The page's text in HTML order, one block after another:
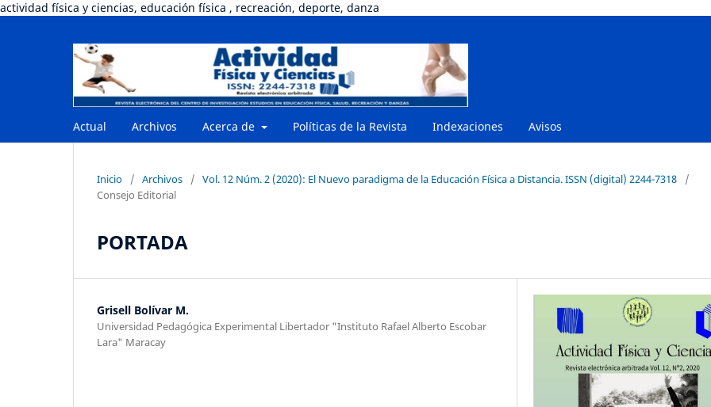
actividad física y ciencias, educación física , recreación, deporte, danza
Actual Archivos Acerca de Políticas de la Revista Indexaciones Avisos
Inicio / Archivos / Vol. 12 Núm. 2 (2020): El Nuevo paradigma de la Educación Física a Distancia. ISSN (digital) 2244-7318
/
Consejo Editorial
PORTADA
Grisell Bolívar M.
Universidad Pedagógica Experimental Libertador "Instituto Rafael Alberto Escobar
Lara" Maracay